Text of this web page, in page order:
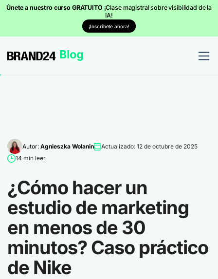
Únete a nuestro curso GRATUITO ¡Clase magistral sobre visibilidad de la
IA!
¡Inscríbete ahora!
Autor: Agnieszka Wolanin
Actualizado: 12 de octubre de 2025
14 min leer
¿Cómo hacer un
estudio de marketing
en menos de 30
minutos? Caso práctico
de Nike